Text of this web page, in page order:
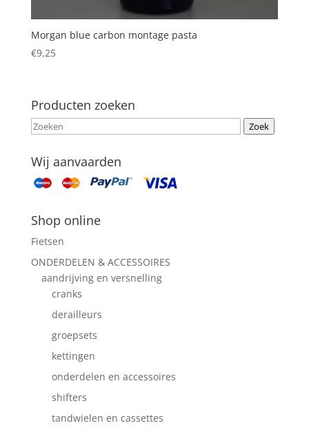
Morgan blue carbon montage pasta
€9,25
Producten zoeken
Zoek
Wij aanvaarden
Shop online
Fietsen
ONDERDELEN & ACCESSOIRES
aandrijving en versnelling
cranks
derailleurs
groepsets
kettingen
onderdelen en accessoires
shifters
tandwielen en cassettes